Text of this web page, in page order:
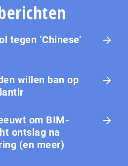
tegen ‘Chinese’
willen ban op
om BIM-
ontslag na
(en meer)